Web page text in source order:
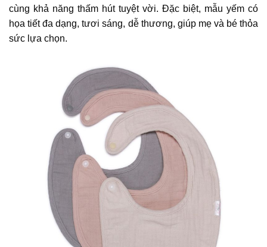
cùng khả năng thấm hút tuyệt vời. Đặc biệt, mẫu yếm có
họa tiết đa dạng, tươi sáng, dễ thương, giúp mẹ và bé thỏa
sức lựa chọn.